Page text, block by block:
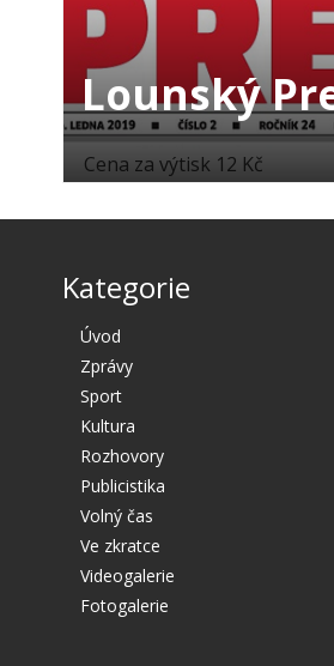
Lounský
Cena za výtisk 12 Kč
Kategorie
Úvod
Zprávy
Sport
Kultura
Rozhovory
Publicistika
Volný čas
Ve zkratce
Videogalerie
Fotogalerie